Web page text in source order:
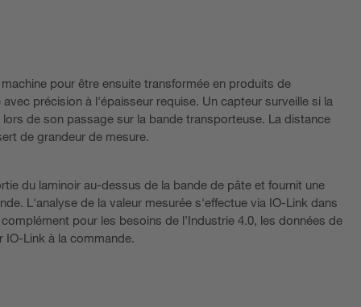
pour être ensuite transformée en produits de
précision à l'épaisseur requise. Un capteur surveille si la
de son passage sur la bande transporteuse. La distance
de grandeur de mesure.
du laminoir au-dessus de la bande de pâte et fournit une
L'analyse de la valeur mesurée s'effectue via IO-Link dans
pour les besoins de l’Industrie 4.0, les données de
Link à la commande.